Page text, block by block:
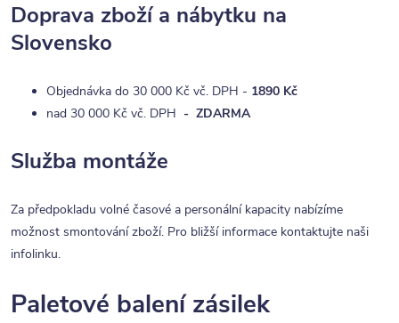
Doprava zboží a nábytku na
Slovensko
Objednávka do 30 000 Kč vč. DPH - 1890 Kč
nad 30 000 Kč vč. DPH - ZDARMA
Služba montáže
Za předpokladu volné časové a personální kapacity nabízíme
možnost smontování zboží. Pro bližší informace kontaktujte naši
infolinku.
Paletové balení zásilek